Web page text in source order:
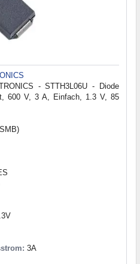
- STTH3L06U - Diode
600 V, 3 A, Einfach, 1.3 V, 85
3A